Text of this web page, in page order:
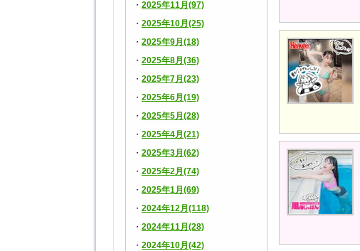
2025年11月(97)
2025年10月(25)
2025年9月(18)
2025年8月(36)
2025年7月(23)
2025年6月(19)
2025年5月(28)
2025年4月(21)
2025年3月(62)
2025年2月(74)
2025年1月(69)
2024年12月(118)
2024年11月(28)
2024年10月(42)